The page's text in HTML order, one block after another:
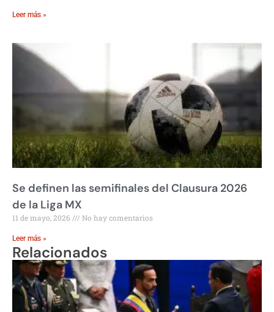
Leer más »
Se definen las semifinales del Clausura 2026
de la Liga MX
11 de mayo, 2026 No hay comentarios
Leer más »
Relacionados